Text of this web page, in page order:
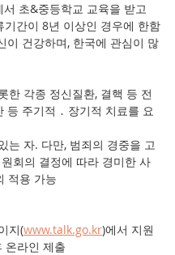
서 초&중등학교 교육을 받고
기간이 8년 이상인 경우에 한함
이 건강하며, 한국에 관심이 많
한 각종 정신질환, 결핵 등 전
등 주기적 ․ 장기적 치료를 요
는 자. 다만, 범죄의 경중을 고
회의 결정에 따라 경미한 사
적용 가능
지(www.talk.go.kr)에서 지원
온라인 제출